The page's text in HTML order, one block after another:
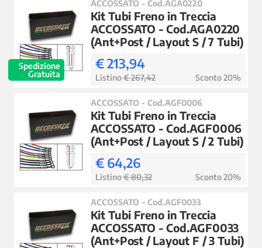
Spedizione
Gratuita
ACCOSSATO - Cod.AGA0220
Kit Tubi Freno in Treccia
ACCOSSATO - Cod.AGA0220
(Ant+Post / Layout S / 7 Tubi)
€ 213,94
Listino€ 267,42 Sconto 20%
ACCOSSATO - Cod.AGF0006
Kit Tubi Freno in Treccia
ACCOSSATO - Cod.AGF0006
(Ant+Post / Layout S / 2 Tubi)
€ 64,26
Listino€ 80,32 Sconto 20%
ACCOSSATO - Cod.AGF0033
Kit Tubi Freno in Treccia
ACCOSSATO - Cod.AGF0033
(Ant+Post / Layout F / 3 Tubi)